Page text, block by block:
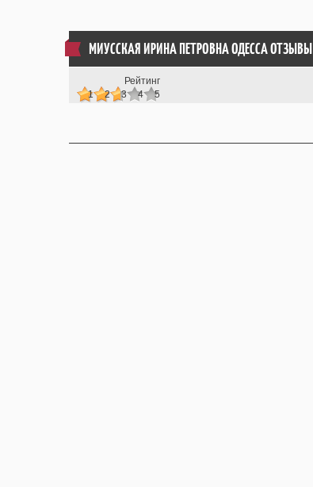
МИУССКАЯ ИРИНА ПЕТРОВНА ОДЕССА ОТЗЫВЫ
Рейтинг
1
2 3 4 5